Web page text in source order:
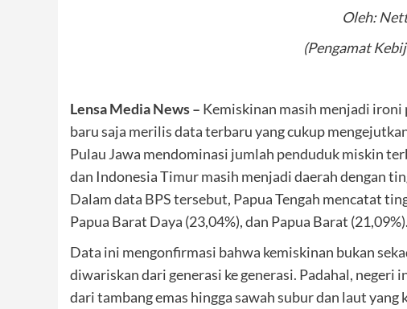
Oleh:
(Pengamat
Lensa Media News – Kemiskinan masih menjadi ironi
baru saja merilis data terbaru yang cukup
Pulau Jawa mendominasi jumlah penduduk miskin
dan Indonesia Timur masih menjadi daerah dengan
Dalam data BPS tersebut, Papua Tengah mencatat
Papua Barat Daya (23,04%), dan Papua Barat (21,09%).
Data ini mengonfirmasi bahwa kemiskinan bukan
diwariskan dari generasi ke generasi. Padahal, negeri
dari tambang emas hingga sawah subur dan laut